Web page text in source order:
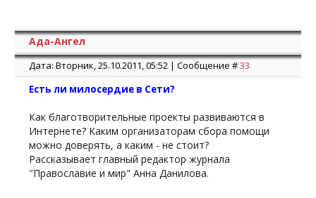
Ада-Ангел
Дата: Вторник, 25.10.2011, 05:52 | Сообщение #33
Есть ли милосердие в Сети?
Как благотворительные проекты развиваются в
Интернете? Каким организаторам сбора помощи
можно доверять, а каким - не стоит?
Рассказывает главный редактор журнала
"Православие и мир" Анна Данилова.